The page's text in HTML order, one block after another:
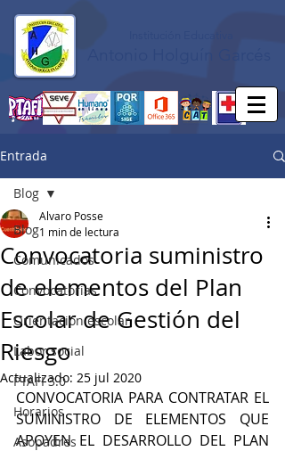
Entrada
Blog
Comunicados
Convocatorias
Orientación escolar
Labor social
PTAFI 3.0
Horarios
Asopadres
Blog
Convocatoria suministro
de elementos del Plan
Escolar de Gestión del
Riesgo
Alvaro Posse
1 min de lectura
Actualizado: 25 jul 2020
CONVOCATORIA PARA CONTRATAR EL
SUMINISTRO DE ELEMENTOS QUE
APOYEN EL DESARROLLO DEL PLAN